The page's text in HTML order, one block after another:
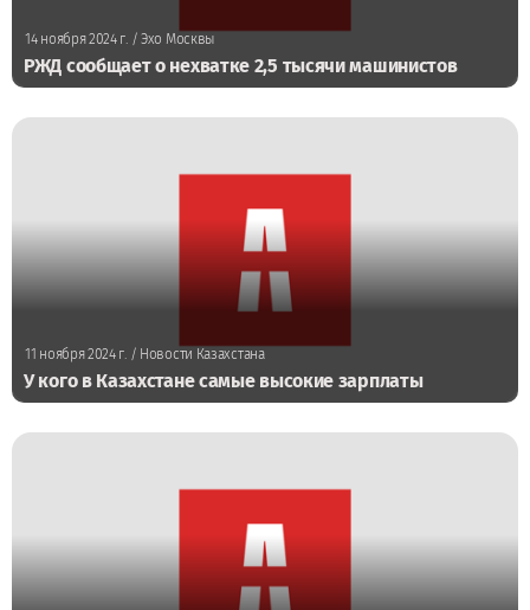
14 ноября 2024 г./ Эхо Москвы
РЖД сообщает о нехватке 2,5 тысячи машинистов
11 ноября 2024 г./ Новости Казахстана
У кого в Казахстане самые высокие зарплаты